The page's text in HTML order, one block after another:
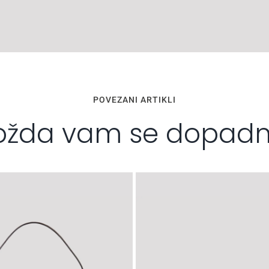
POVEZANI ARTIKLI
vam se